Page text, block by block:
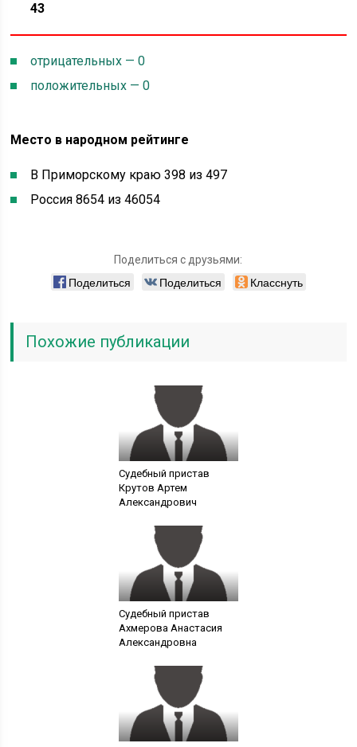
43
отрицательных — 0
положительных — 0
Место в народном рейтинге
В Приморскому краю 398 из 497
Россия 8654 из 46054
Поделиться с друзьями:
Поделиться Поделиться Класснуть
Похожие публикации
Судебный пристав
Крутов Артем
Александрович
Судебный пристав
Ахмерова Анастасия
Александровна